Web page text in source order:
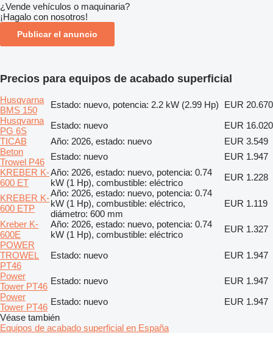
¿Vende vehículos o maquinaria?
¡Hagalo con nosotros!
Publicar el anuncio
Precios para equipos de acabado superficial
Husqvarna
BMS 150
Estado: nuevo, potencia: 2.2 kW (2.99 Hp)
EUR 20.670
Husqvarna
PG 6S
Estado: nuevo
EUR 16.020
TICAB
Año: 2026, estado: nuevo
EUR 3.549
Beton
Trowel P46
Estado: nuevo
EUR 1.947
KREBER K-
600 ET
Año: 2026, estado: nuevo, potencia: 0.74
kW (1 Hp), combustible: eléctrico
EUR 1.228
KREBER K-
600 ETP
Año: 2026, estado: nuevo, potencia: 0.74
kW (1 Hp), combustible: eléctrico,
diámetro: 600 mm
EUR 1.119
Kreber K-
600E
Año: 2026, estado: nuevo, potencia: 0.74
kW (1 Hp), combustible: eléctrico
EUR 1.327
POWER
TROWEL
PT46
Estado: nuevo
EUR 1.947
Power
Tower PT46
Estado: nuevo
EUR 1.947
Power
Tower PT46
Estado: nuevo
EUR 1.947
Véase también
Equipos de acabado superficial en España